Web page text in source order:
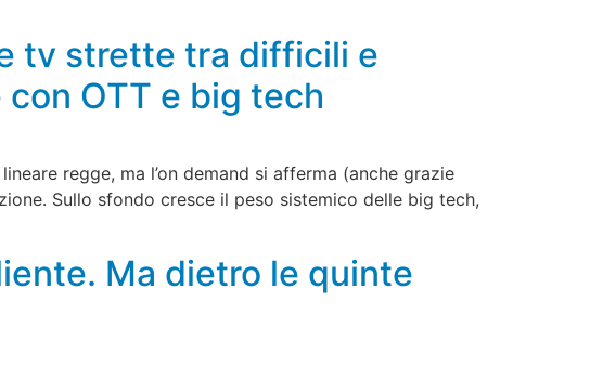
tv strette tra difficili e
OTT e big tech
regge, ma l’on demand si afferma (anche grazie
Sullo sfondo cresce il peso sistemico delle big tech,
Ma dietro le quinte